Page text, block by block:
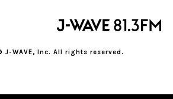
J-WAVE, Inc. All rights reserved.